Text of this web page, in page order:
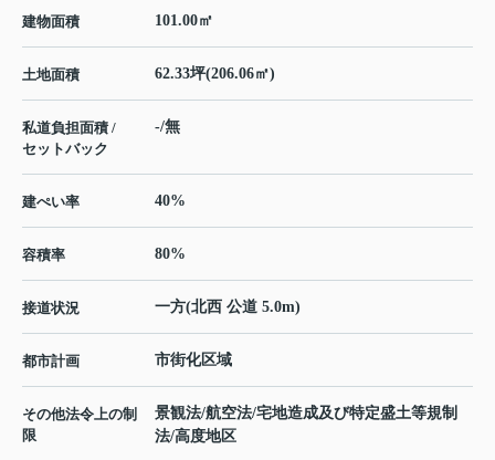
建物面積 101.00㎡
土地面積 62.33坪(206.06㎡)
私道負担面積 /
セットバック
-/無
建ぺい率 40%
容積率 80%
接道状況 一方(北西 公道 5.0m)
都市計画 市街化区域
その他法令上の制
限
景観法/航空法/宅地造成及び特定盛土等規制
法/高度地区